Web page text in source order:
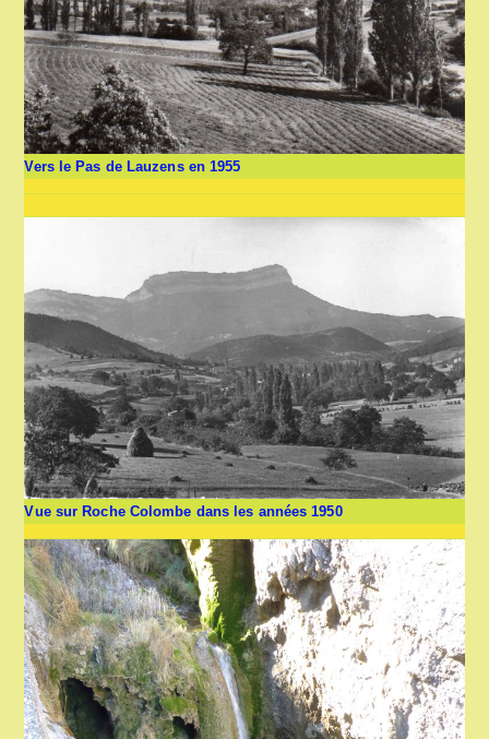
Vers le Pas de Lauzens en 1955
Vue sur Roche Colombe dans les années 1950